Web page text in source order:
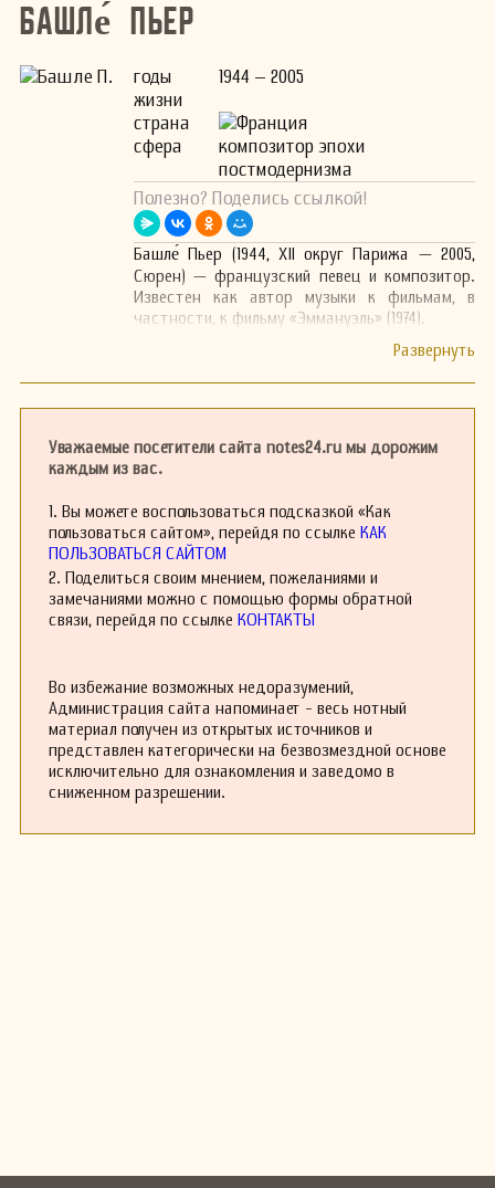
Башле́ Пьер
годы
жизни
1944 – 2005
страна
Франция
сфера
композитор эпохи
постмодернизма
Полезно? Поделись ссылкой!
Башле́ Пьер (1944, XII округ Парижа — 2005,
Сюрен) — французский певец и композитор.
Известен как автор музыки к фильмам, в
частности, к фильму «Эммануэль» (1974).
Уважаемые посетители сайта notes24.ru мы дорожим
каждым из вас.
1. Вы можете воспользоваться подсказкой «Как
пользоваться сайтом», перейдя по ссылке КАК
ПОЛЬЗОВАТЬСЯ САЙТОМ
2. Поделиться своим мнением, пожеланиями и
замечаниями можно с помощью формы обратной
связи, перейдя по ссылке КОНТАКТЫ
Во избежание возможных недоразумений,
Администрация сайта напоминает - весь нотный
материал получен из открытых источников и
представлен категорически на безвозмездной основе
исключительно для ознакомления и заведомо в
сниженном разрешении.